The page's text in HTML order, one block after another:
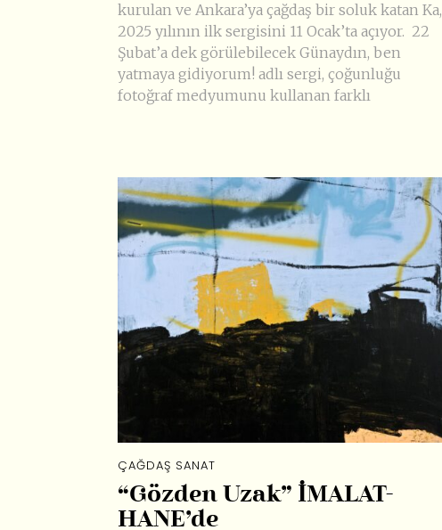
kurulan ve Ankara’ya çağdaş bir soluk katan Ka,
2025 yılının ilk sergisini 11 Ocak’ta açıyor. 22
Şubat’a dek görülebilecek Günaydın, ben
yatmaya gidiyorum! adlı sergi, çoğunluğu
fotoğraf medyumunu kullanan farklı
ÇAĞDAŞ SANAT
“Gözden Uzak” İMALAT-
HANE’de